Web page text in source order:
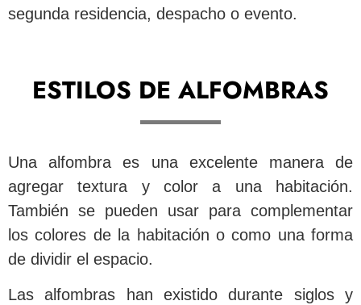
segunda residencia, despacho o evento.
ESTILOS DE ALFOMBRAS
Una alfombra es una excelente manera de
agregar textura y color a una habitación.
También se pueden usar para complementar
los colores de la habitación o como una forma
de dividir el espacio.
Las alfombras han existido durante siglos y